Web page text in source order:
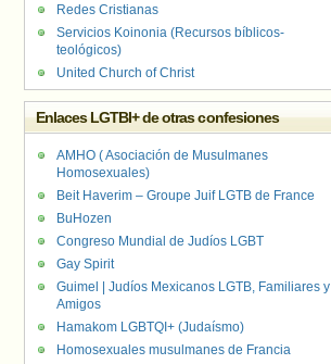
Redes Cristianas
Servicios Koinonia (Recursos bíblicos-
teológicos)
United Church of Christ
Enlaces LGTBI+ de otras confesiones
AMHO ( Asociación de Musulmanes
Homosexuales)
Beit Haverim – Groupe Juif LGTB de France
BuHozen
Congreso Mundial de Judíos LGBT
Gay Spirit
Guimel | Judíos Mexicanos LGTB, Familiares y
Amigos
Hamakom LGBTQI+ (Judaísmo)
Homosexuales musulmanes de Francia